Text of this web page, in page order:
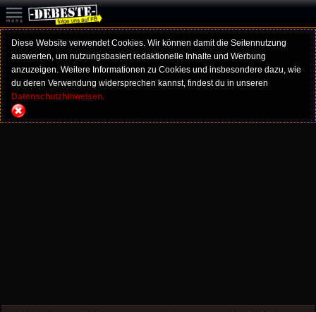
Diese Website verwendet Cookies. Wir können damit die Seitennutzung
auswerten, um nutzungsbasiert redaktionelle Inhalte und Werbung
anzuzeigen. Weitere Informationen zu Cookies und insbesondere dazu, wie
du deren Verwendung widersprechen kannst, findest du in unseren
Datenschutzhinweisen.